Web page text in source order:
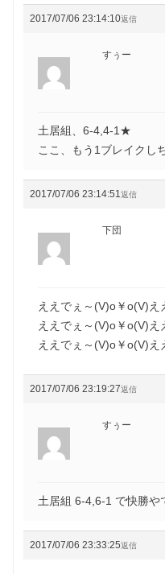
2017/07/06 23:14:10返信
すぅー
土居組、6-4,4-1★
ここ、もう1ブレイクし
2017/07/06 23:14:51返信
下団
ええでぇ～(V)o￥o(V)え
ええでぇ～(V)o￥o(V)え
ええでぇ～(V)o￥o(V)え
2017/07/06 23:19:27返信
すぅー
土居組 6-4,6-1 で快勝や
2017/07/06 23:33:25返信